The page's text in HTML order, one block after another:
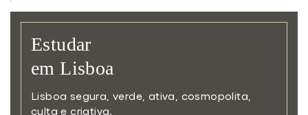
Estudar
em Lisboa
Lisboa segura, verde, ativa,
cosmopolita,
culta e criativa.